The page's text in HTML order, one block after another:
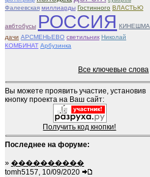
Фалеевская миллиарды Гостинного ВЛАСТЬЮ
авбтобусы РОССИЯ КИНЕШМА
дачи АРСМЕНЬЕВО светильник Николай
КОМБИНАТ Арбузинка
Все ключевые слова
Вы можете проявить участие, установив
кнопку проекта на Ваш сайт:
Получить код кнопки!
Последнее на форуме:
» ����������
tomh5157, 10/09/2020